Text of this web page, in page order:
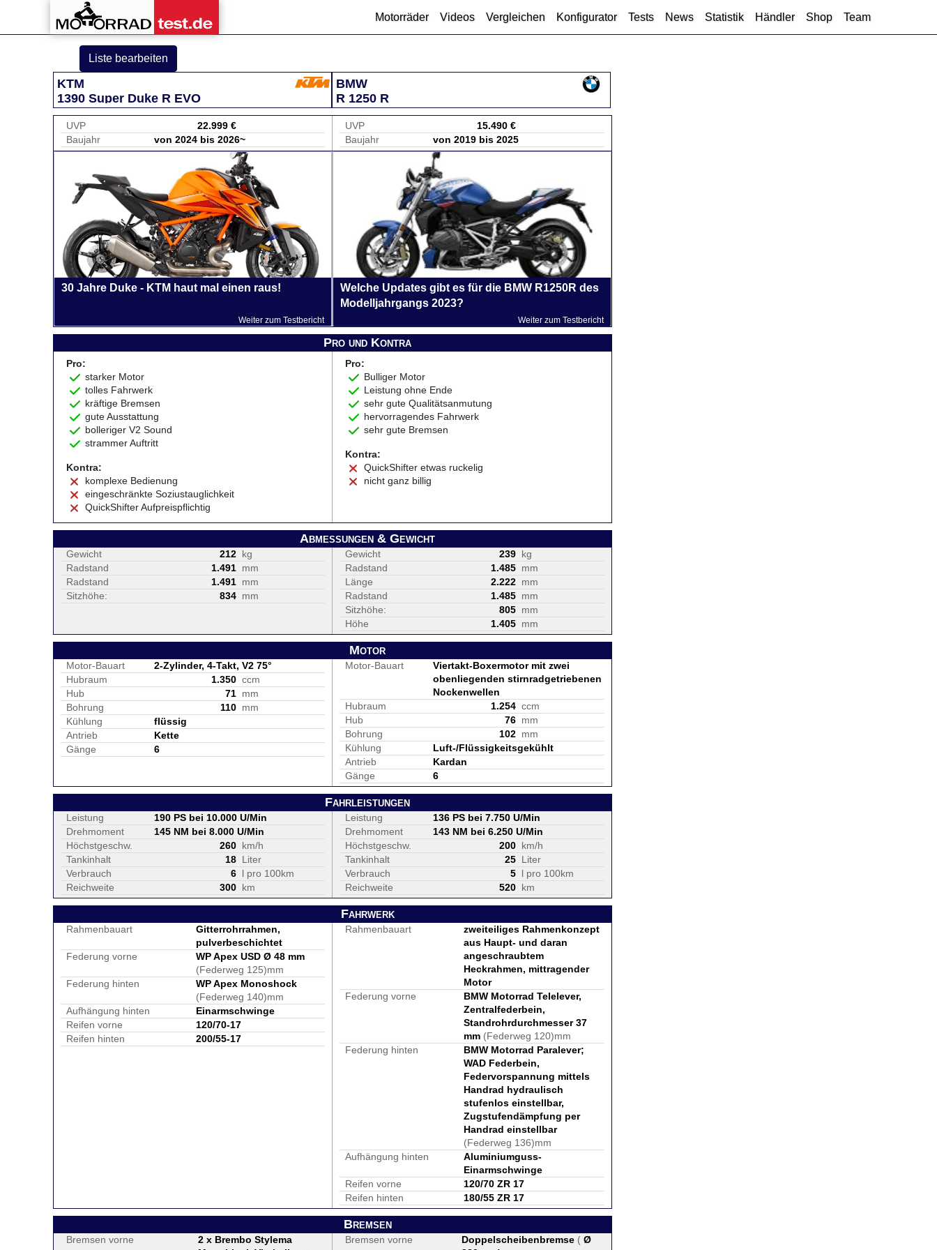
Motorräder Videos Vergleichen Konfigurator Tests News Statistik Händler Shop Team
Liste bearbeiten
KTM
1390 Super Duke R EVO
BMW
R 1250 R
UVP
22.999 €
Baujahr
von 2024 bis 2026~
UVP
15.490 €
Baujahr
von 2019 bis 2025
30 Jahre Duke - KTM haut mal einen raus!
Weiter zum Testbericht
Welche Updates gibt es für die BMW R1250R des
Modelljahrgangs 2023?
Weiter zum Testbericht
Pro und Kontra
Pro:
starker Motor
tolles Fahrwerk
kräftige Bremsen
gute Ausstattung
bolleriger V2 Sound
strammer Auftritt
Kontra:
komplexe Bedienung
eingeschränkte Soziustauglichkeit
QuickShifter Aufpreispflichtig
Pro:
Bulliger Motor
Leistung ohne Ende
sehr gute Qualitätsanmutung
hervorragendes Fahrwerk
sehr gute Bremsen
Kontra:
QuickShifter etwas ruckelig
nicht ganz billig
Abmessungen & Gewicht
Gewicht 212 kg
Radstand
1.491 mm
Radstand
1.491 mm
Sitzhöhe:
834 mm
Gewicht 239 kg
Radstand
1.485 mm
Länge
2.222 mm
Radstand
1.485 mm
Sitzhöhe:
805 mm
Höhe
1.405 mm
Motor
Motor-Bauart
2-Zylinder, 4-Takt, V2 75°
Hubraum
1.350 ccm
Hub
71 mm
Bohrung
110 mm
Kühlung
flüssig
Antrieb
Kette
Gänge
6
Motor-Bauart
Viertakt-Boxermotor mit zwei
obenliegenden stirnradgetriebenen
Nockenwellen
Hubraum
1.254 ccm
Hub
76 mm
Bohrung
102 mm
Kühlung
Luft-/Flüssigkeitsgekühlt
Antrieb
Kardan
Gänge
6
Fahrleistungen
Leistung
190 PS bei 10.000 U/Min
Drehmoment
145 NM bei 8.000 U/Min
Höchstgeschw.
260 km/h
Tankinhalt
18 Liter
Verbrauch
6 l pro 100km
Reichweite
300 km
Leistung
136 PS bei 7.750 U/Min
Drehmoment
143 NM bei 6.250 U/Min
Höchstgeschw.
200 km/h
Tankinhalt
25 Liter
Verbrauch
5 l pro 100km
Reichweite
520 km
Fahrwerk
Rahmenbauart
Gitterrohrrahmen,
pulverbeschichtet
Federung vorne
WP Apex USD Ø 48 mm
(Federweg 125)mm
Federung hinten
WP Apex Monoshock
(Federweg 140)mm
Aufhängung hinten
Einarmschwinge
Reifen vorne
120/70-17
Reifen hinten
200/55-17
Rahmenbauart
zweiteiliges Rahmenkonzept
aus Haupt- und daran
angeschraubtem
Heckrahmen, mittragender
Motor
Federung vorne
BMW Motorrad Telelever,
Zentralfederbein,
Standrohrdurchmesser 37
mm (Federweg 120)mm
Federung hinten
BMW Motorrad Paralever;
WAD Federbein,
Federvorspannung mittels
Handrad hydraulisch
stufenlos einstellbar,
Zugstufendämpfung per
Handrad einstellbar
(Federweg 136)mm
Aufhängung hinten
Aluminiumguss-
Einarmschwinge
Reifen vorne
120/70 ZR 17
Reifen hinten
180/55 ZR 17
Bremsen
Bremsen vorne
2 x Brembo Stylema
Bremsen vorne Doppelscheibenbremse ( Ø